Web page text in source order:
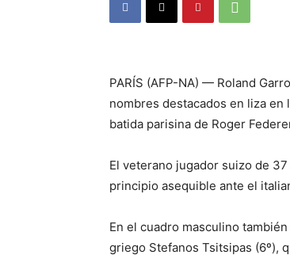
PARÍS (AFP-NA) — Roland
nombres destacados en liza
batida parisina de Roger
El veterano jugador suizo de
principio asequible ante el
En el cuadro masculino
griego Stefanos Tsitsipas (6º),